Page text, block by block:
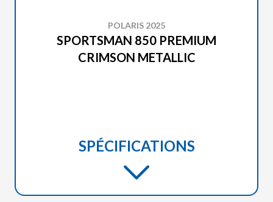
POLARIS 2025
SPORTSMAN 850 PREMIUM
CRIMSON METALLIC
SPÉCIFICATIONS